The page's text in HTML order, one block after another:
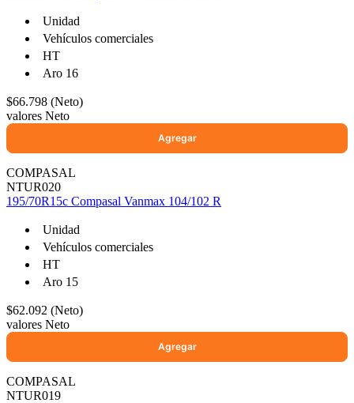
Unidad
Vehículos comerciales
HT
Aro 16
$66.798 (Neto)
valores Neto
COMPASAL
NTUR020
195/70R15c Compasal Vanmax 104/102 R
Unidad
Vehículos comerciales
HT
Aro 15
$62.092 (Neto)
valores Neto
COMPASAL
NTUR019